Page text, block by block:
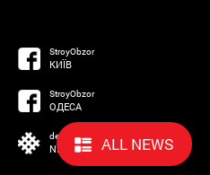
ALL NEWS
StroyObzor
КИЇВ
StroyObzor
ОДЕСА
developed by
NETSOFTWARE